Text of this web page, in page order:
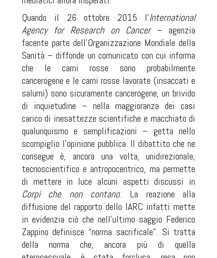
Quando il 26 ottobre 2015 l’International
Agency for Research on Cancer– agenzia
facente parte dell’Organizzazione Mondiale della
Sanità – diffonde un comunicato con cui informa
che le carni rosse sono probabilmente
cancerogene e le carni rosse lavorate (insaccati e
salumi) sono sicuramente cancerogene, un brivido
di inquietudine – nella maggioranza dei casi
carico di inesattezze scientifiche e macchiato di
qualunquismo e semplificazioni – getta nello
scompiglio l’opinione pubblica. Il dibattito che ne
consegue è, ancora una volta, unidirezionale,
tecnoscientifico e antropocentrico, ma permette
di mettere in luce alcuni aspetti discussi in
Corpi che non contano. La reazione alla
diffusione del rapporto dello IARC infatti mette
in evidenzia ciò che nell’ultimo saggio Federico
Zappino definisce “norma sacrificale”. Si tratta
della norma che, ancora più di quella